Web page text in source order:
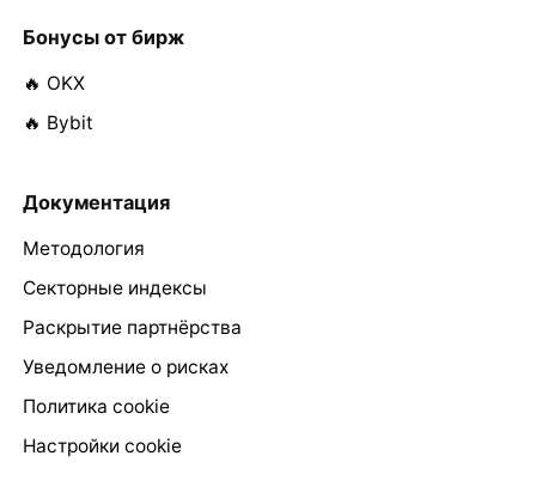
Бонусы от бирж
🔥 OKX
🔥 Bybit
Документация
Методология
Секторные индексы
Раскрытие партнёрства
Уведомление о рисках
Политика cookie
Настройки cookie